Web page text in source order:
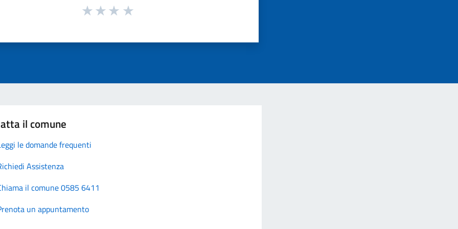
il comune
le domande frequenti
Assistenza
il comune 0585 6411
un appuntamento